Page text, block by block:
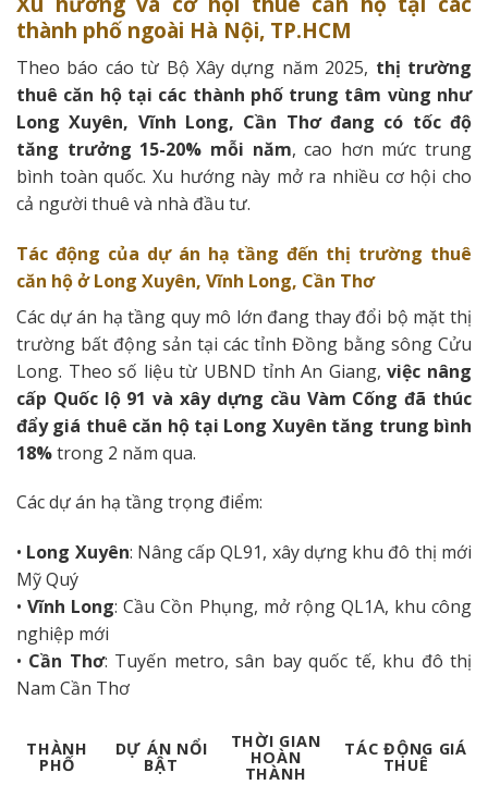
thành phố ngoài Hà Nội, TP.HCM
Theo báo cáo từ Bộ Xây dựng năm 2025, thị trường
thuê căn hộ tại các thành phố trung tâm vùng như
Long Xuyên, Vĩnh Long, Cần Thơ đang có tốc độ
tăng trưởng 15-20% mỗi năm, cao hơn mức trung
bình toàn quốc. Xu hướng này mở ra nhiều cơ hội cho
cả người thuê và nhà đầu tư.
Tác động của dự án hạ tầng đến thị trường thuê
căn hộ ở Long Xuyên, Vĩnh Long, Cần Thơ
Các dự án hạ tầng quy mô lớn đang thay đổi bộ mặt thị
trường bất động sản tại các tỉnh Đồng bằng sông Cửu
Long. Theo số liệu từ UBND tỉnh An Giang,việc nâng
cấp Quốc lộ 91 và xây dựng cầu Vàm Cống đã thúc
đẩy giá thuê căn hộ tại Long Xuyên tăng trung bình
18%trong 2 năm qua.
Các dự án hạ tầng trọng điểm:
• Long Xuyên: Nâng cấp QL91, xây dựng khu đô thị mới
Mỹ Quý
•Vĩnh Long: Cầu Cồn Phụng, mở rộng QL1A, khu công
nghiệp mới
• Cần Thơ: Tuyến metro, sân bay quốc tế, khu đô thị
Nam Cần Thơ
THÀNH
PHỐ
DỰ ÁN NỔI
BẬT
THỜI GIAN
HOÀN
THÀNH
TÁC ĐỘNG GIÁ
THUÊ